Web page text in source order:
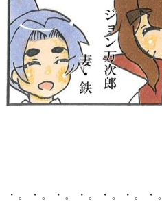
・。・。・。・。・。・。・